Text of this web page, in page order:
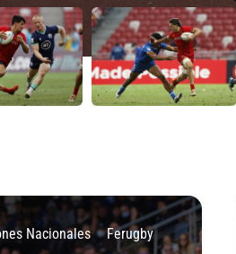
Nacionales Ferugby